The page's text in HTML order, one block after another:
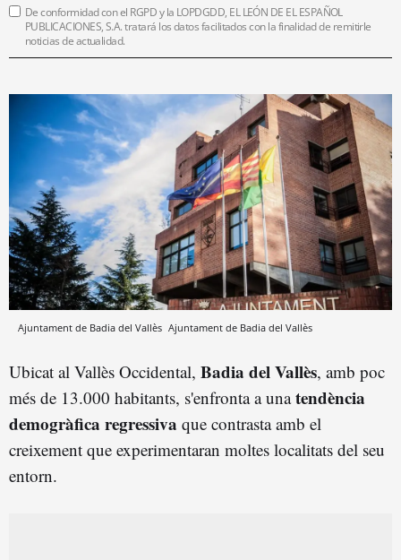
De conformidad con el RGPD y la LOPDGDD, EL LEÓN DE EL ESPAÑOL
PUBLICACIONES, S.A. tratará los datos facilitados con la finalidad de remitirle
noticias de actualidad.
Ajuntament de Badia del Vallès Ajuntament de Badia del Vallès
Ubicat al Vallès Occidental, Badia del Vallès, amb poc
més de 13.000 habitants, s'enfronta a unatendència
demogràfica regressiva que contrasta amb el
creixement que experimentaran moltes localitats del seu
entorn.